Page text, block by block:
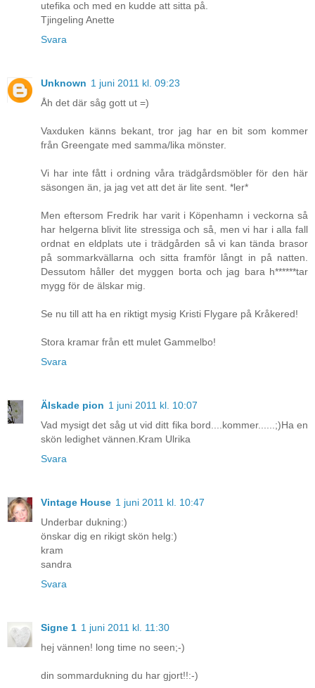
utefika och med en kudde att sitta på.
Tjingeling Anette
Svara
Unknown 1 juni 2011 kl. 09:23
Åh det där såg gott ut =)
Vaxduken känns bekant, tror jag har en bit som kommer
från Greengate med samma/lika mönster.
Vi har inte fått i ordning våra trädgårdsmöbler för den här
säsongen än, ja jag vet att det är lite sent. *ler*
Men eftersom Fredrik har varit i Köpenhamn i veckorna så
har helgerna blivit lite stressiga och så, men vi har i alla fall
ordnat en eldplats ute i trädgården så vi kan tända brasor
på sommarkvällarna och sitta framför långt in på natten.
Dessutom håller det myggen borta och jag bara h******tar
mygg för de älskar mig.
Se nu till att ha en riktigt mysig Kristi Flygare på Kråkered!
Stora kramar från ett mulet Gammelbo!
Svara
Älskade pion 1 juni 2011 kl. 10:07
Vad mysigt det såg ut vid ditt fika bord....kommer......;)Ha en
skön ledighet vännen.Kram Ulrika
Svara
Vintage House 1 juni 2011 kl. 10:47
Underbar dukning:)
önskar dig en rikigt skön helg:)
kram
sandra
Svara
Signe 1 1 juni 2011 kl. 11:30
hej vännen! long time no seen;-)
din sommardukning du har gjort!!:-)